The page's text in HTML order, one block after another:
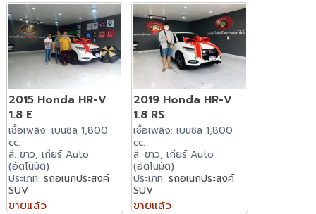
2015 Honda HR-V
1.8 E
เชื้อเพลิง: เบนซิล 1,800
cc.
สี: ขาว, เกียร์ Auto
(อัตโนมัติ)
ประเภท:รถอเนกประสงค์
SUV
ขายแล้ว
2019 Honda HR-V
1.8 RS
เชื้อเพลิง: เบนซิล 1,800
cc.
สี: ขาว, เกียร์ Auto
(อัตโนมัติ)
ประเภท: รถอเนกประสงค์
SUV
ขายแล้ว